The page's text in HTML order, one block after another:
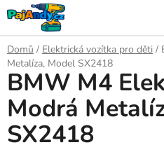
Přejít
na
obsah
Domů / Elektrická vozítka pro děti /
Metalíza, Model SX2418
BMW M4
Modrá
SX2418